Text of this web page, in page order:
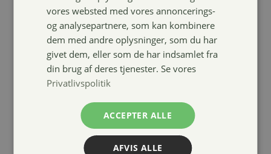
ARION Puppy
Chicken –
vores websted med vores annoncerings-
og analysepartnere, som kan kombinere
dem med andre oplysninger, som du har
givet dem, eller som de har indsamlet fra
din brug af deres tjenester. Se vores
Privatlivspolitik
ACCEPTER ALLE
AFVIS ALLE